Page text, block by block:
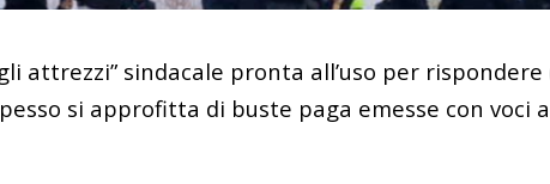
attrezzi” sindacale pronta all’uso per
si approfitta di buste paga emesse con voci